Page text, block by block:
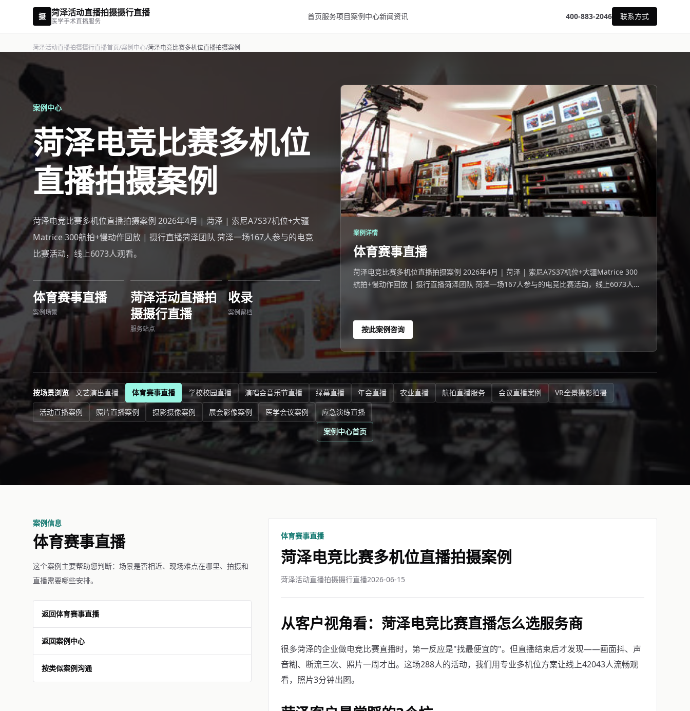
摄 菏泽活动直播拍摄摄行直播
医学手术直播服务
首页服务项目案例中心新闻资讯 400-883-2046 联系方式
菏泽活动直播拍摄摄行直播首页/案例中心/菏泽电竞比赛多机位直播拍摄案例
案例中心
菏泽电竞比赛多机位
直播拍摄案例
菏泽电竞比赛多机位直播拍摄案例 2026年4月 | 菏泽 | 索尼A7S37机位+大疆
Matrice 300航拍+慢动作回放 | 摄行直播菏泽团队 菏泽一场167人参与的电竞
比赛活动，线上6073人观看。
体育赛事直播
案例场景
菏泽活动直播拍
摄摄行直播
服务站点
收录
案例留档
案例详情
体育赛事直播
菏泽电竞比赛多机位直播拍摄案例 2026年4月 | 菏泽 | 索尼A7S37机位+大疆Matrice 300
航拍+慢动作回放 | 摄行直播菏泽团队 菏泽一场167人参与的电竞比赛活动，线上6073人观
按此案例咨询
按场景浏览 文艺演出直播 体育赛事直播 学校校园直播 演唱会音乐节直播 绿幕直播 年会直播 农业直播 航拍直播服务 会议直播案例
VR全景摄影拍摄
活动直播案例
照片直播案例 摄影摄像案例 展会影像案例 医学会议案例
应急演练直播
案例中心首页
案例信息
体育赛事直播
这个案例主要帮助您判断：场景是否相近、现场难点在哪里、拍摄和
直播需要哪些安排。
返回体育赛事直播
返回案例中心
按类似案例沟通
体育赛事直播
菏泽电竞比赛多机位直播拍摄案例
菏泽活动直播拍摄摄行直播2026-06-15
从客户视角看：菏泽电竞比赛直播怎么选服务商
很多菏泽的企业做电竞比赛直播时，第一反应是"找最便宜的"。但直播结束后才发现——画面抖、声
音糊、断流三次、照片一周才出。这场288人的活动，我们用专业多机位方案让线上42043人流畅观
看，照片3分钟出图。